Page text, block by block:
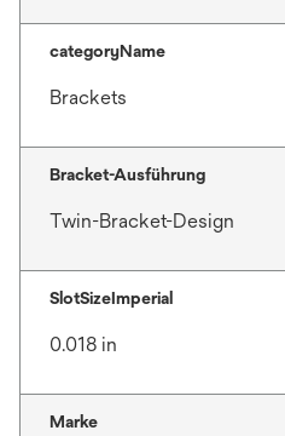
categoryName
Brackets
Bracket-Ausführung
Twin-Bracket-Design
SlotSizeImperial
0.018 in
Marke